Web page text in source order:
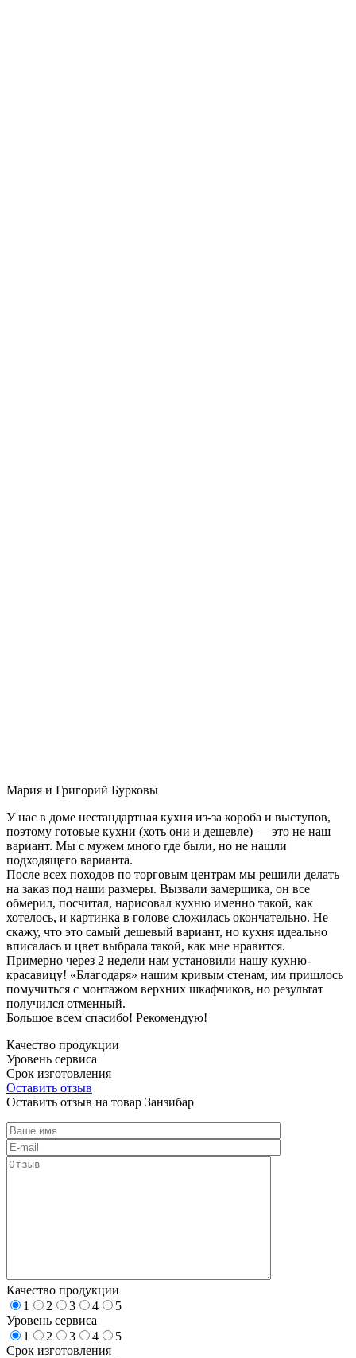
Мария и Григорий Бурковы
У нас в доме нестандартная кухня из-за короба и выступов,
поэтому готовые кухни (хоть они и дешевле) — это не наш
вариант. Мы с мужем много где были, но не нашли
подходящего варианта.
После всех походов по торговым центрам мы решили делать
на заказ под наши размеры. Вызвали замерщика, он все
обмерил, посчитал, нарисовал кухню именно такой, как
хотелось, и картинка в голове сложилась окончательно. Не
скажу, что это самый дешевый вариант, но кухня идеально
вписалась и цвет выбрала такой, как мне нравится.
Примерно через 2 недели нам установили нашу кухню-
красавицу! «Благодаря» нашим кривым стенам, им пришлось
помучиться с монтажом верхних шкафчиков, но результат
получился отменный.
Большое всем спасибо! Рекомендую!
Качество продукции
Уровень сервиса
Срок изготовления
Оставить отзыв
Оставить отзыв на товар Занзибар
Качество продукции
1
2 3 4
5
Уровень сервиса
1
2 3 4
5
Срок изготовления